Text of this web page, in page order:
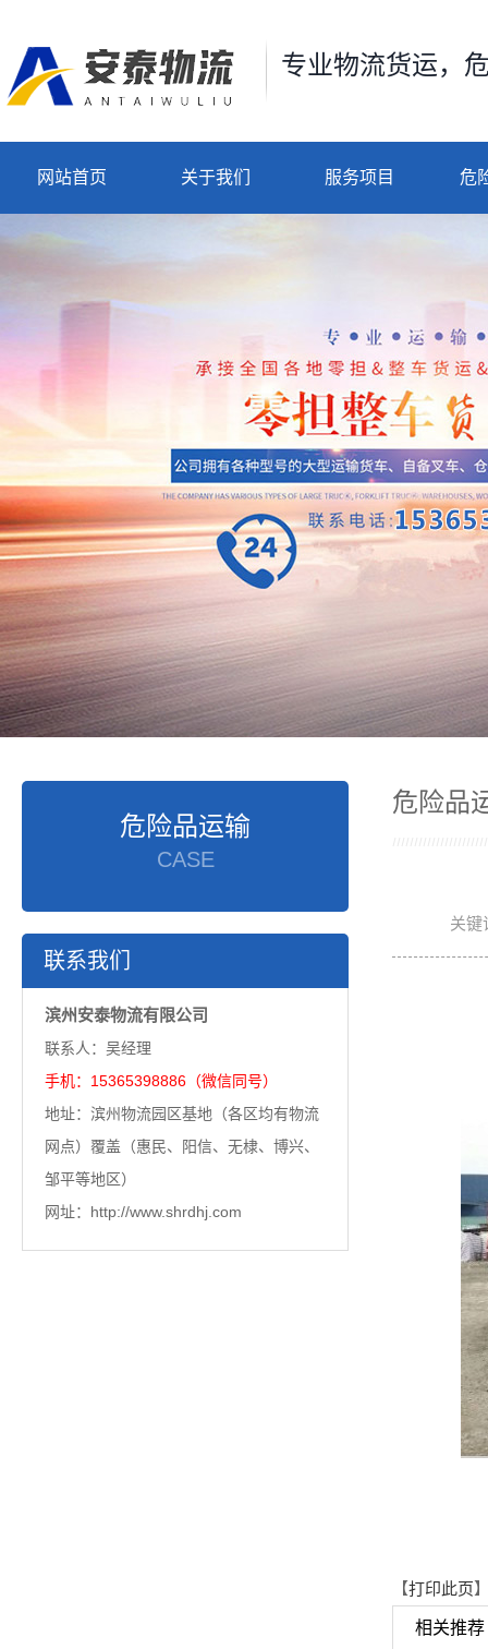
专业物流货运，
网站首页 关于我们 服务项目 危
危险品运输
CASE
联系我们
滨州安泰物流有限公司
联系人：吴经理
手机：15365398886（微信同号）
地址：滨州物流园区基地（各区均有物流
网点）覆盖（惠民、阳信、无棣、博兴、
邹平等地区）
网址：http://www.shrdhj.com
危险品
关键
【打印此页
相关推荐